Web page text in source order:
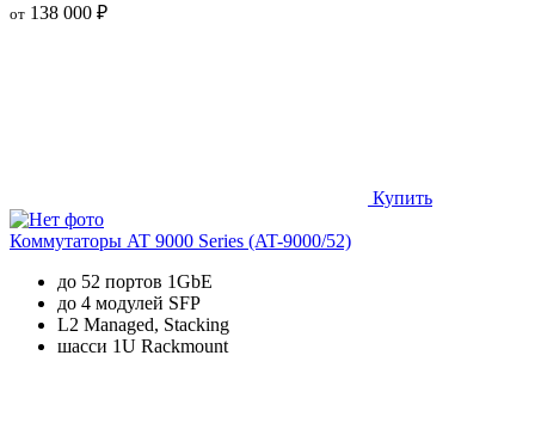
от 138 000 ₽
Купить
Коммутаторы AT 9000 Series (AT-9000/52)
до 52 портов 1GbE
до 4 модулей SFP
L2 Managed, Stacking
шасси 1U Rackmount